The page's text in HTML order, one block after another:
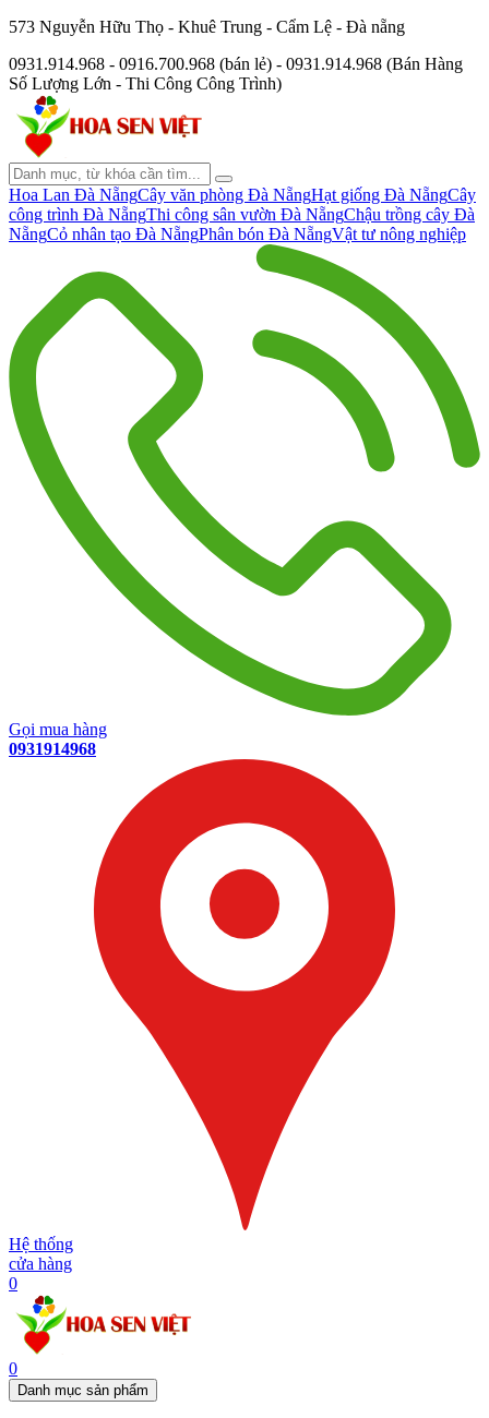
573 Nguyễn Hữu Thọ - Khuê Trung - Cẩm Lệ - Đà nẵng
0931.914.968 - 0916.700.968 (bán lẻ) - 0931.914.968 (Bán Hàng
Số Lượng Lớn - Thi Công Công Trình)
Hoa Lan Đà NẵngCây văn phòng Đà NẵngHạt giống Đà NẵngCây
công trình Đà NẵngThi công sân vườn Đà NẵngChậu trồng cây Đà
NẵngCỏ nhân tạo Đà NẵngPhân bón Đà NẵngVật tư nông nghiệp
Gọi mua hàng
0931914968
Hệ thống
cửa hàng
0
0
Danh mục sản phẩm